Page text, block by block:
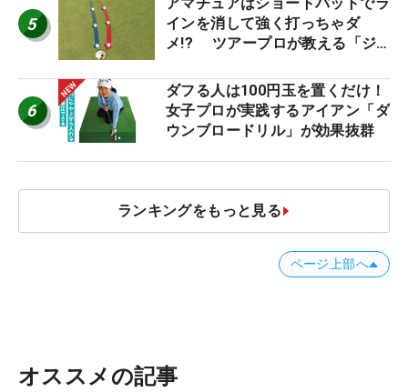
5
インを消して強く打っちゃダ
メ!? ツアープロが教える「ジ
減するワケ
6
ダフる人は100円玉を置くだけ！
女子プロが実践するアイアン「ダ
ウンブロードリル」が効果抜群
ランキングをもっと見る
ページ上部へ
オススメの記事